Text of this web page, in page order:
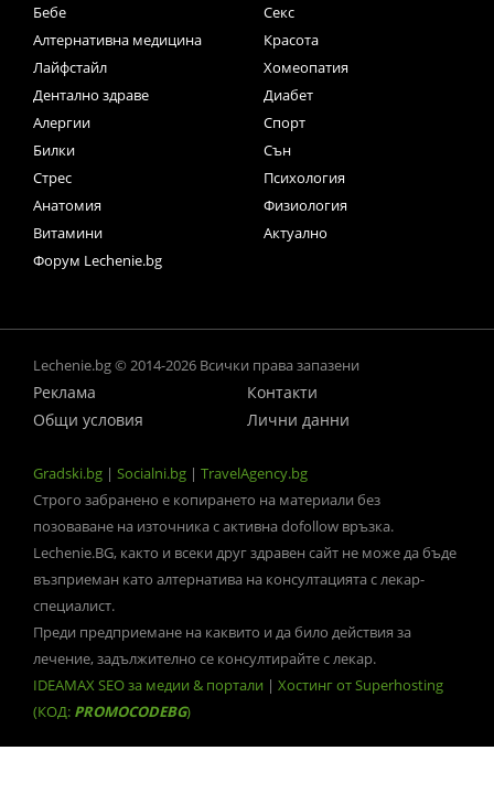
Бебе
Секс
Алтернативна медицина
Красота
Лайфстайл
Хомеопатия
Дентално здраве
Диабет
Алергии
Спорт
Билки
Сън
Стрес
Психология
Анатомия
Физиология
Витамини
Актуално
Форум Lechenie.bg
Lechenie.bg © 2014-2026 Всички права запазени
Реклама
Контакти
Общи условия
Лични данни
Gradski.bg | Socialni.bg | TravelAgency.bg
Строго забранено е копирането на материали без
позоваване на източника с активна dofollow връзка.
Lechenie.BG, както и всеки друг здравен сайт не може да бъде
възприеман като алтернатива на консултацията с лекар-
специалист.
Преди предприемане на каквито и да било действия за
лечение, задължително се консултирайте с лекар.
IDEAMAX SEO за медии & портали | Хостинг от Superhosting
(КОД: PROMOCODEBG)